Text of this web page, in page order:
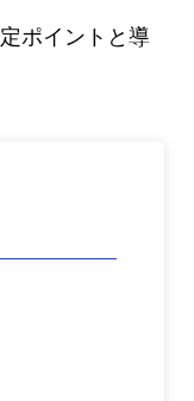
ポイントと導